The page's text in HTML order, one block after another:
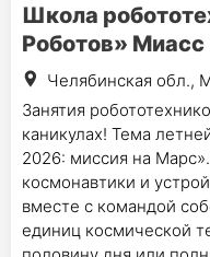
Школа
Роботов» Миасс
Челябинская обл.,
Занятия
каникулах! Тема
2026: миссия на
космонавтики и
вместе с командой
единиц космической